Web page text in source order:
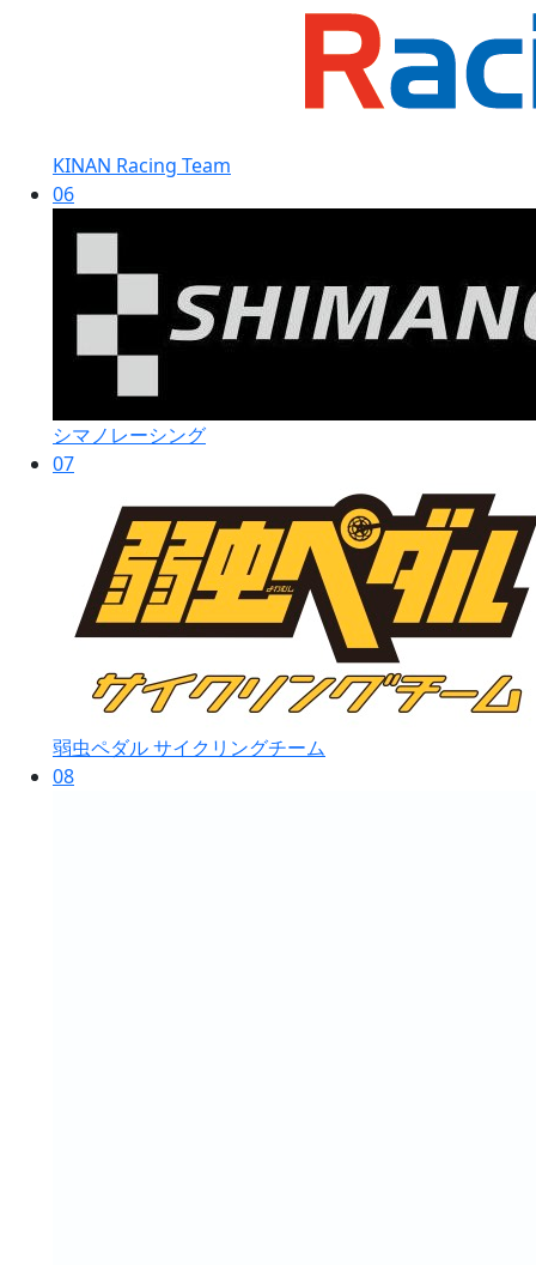
KINAN Racing Team
06
シマノレーシング
07
弱虫ペダル サイクリングチーム
08